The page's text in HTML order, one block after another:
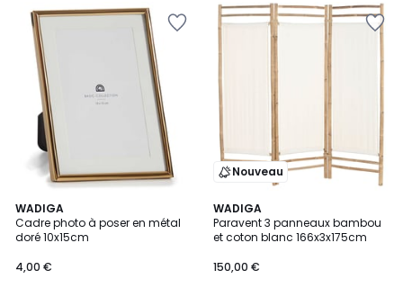
WADIGA
Cadre photo à poser en métal
doré 10x15cm
4,00 €
5
/
5
Nouveau
WADIGA
Paravent 3 panneaux bambou
et coton blanc 166x3x175cm
150,00 €